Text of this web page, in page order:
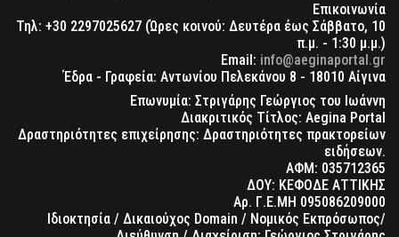
Επικοινωνία
Τηλ: +30 2297025627 (Ώρες κοινού: Δευτέρα έως Σάββατο, 10
π.μ. - 1:30 μ.μ.)
Email: info@aeginaportal.gr
Έδρα - Γραφεία: Αντωνίου Πελεκάνου 8 - 18010 Αίγινα
Επωνυμία: Στριγάρης Γεώργιος του Ιωάννη
Διακριτικός Τίτλος: Aegina Portal
Δραστηριότητες επιχείρησης: Δραστηριότητες πρακτορείων
ειδήσεων.
ΑΦΜ: 035712365
ΔΟΥ: ΚΕΦΟΔΕ ΑΤΤΙΚΗΣ
Αρ. Γ.Ε.ΜΗ 095086209000
Ιδιοκτησία / Δικαιούχος Domain / Νομικός Εκπρόσωπος/